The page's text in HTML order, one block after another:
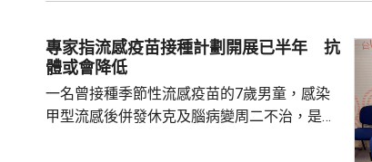
先將企業「引進來」，鼓勵在香港先成立地區
總部或公司，並在香港作籌融資，相信對香港
專家指流感疫苗接種計劃開展已半年 抗
體或會降低
一名曾接種季節性流感疫苗的7歲男童，感染
甲型流感後併發休克及腦病變周二不治，是本